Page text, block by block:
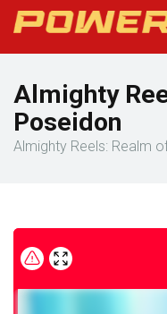
Almighty
Poseidon
Almighty Reels: Realm